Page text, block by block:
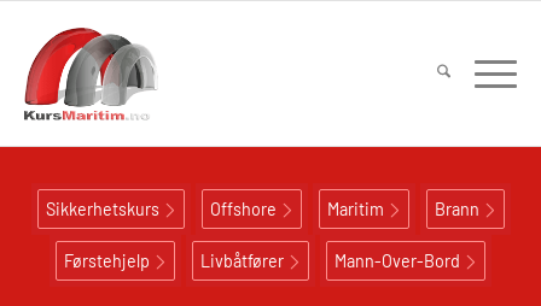
Sikkerhetskurs Offshore Maritim Brann
Førstehjelp Livbåtfører Mann-Over-Bord